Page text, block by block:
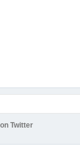
on Twitter